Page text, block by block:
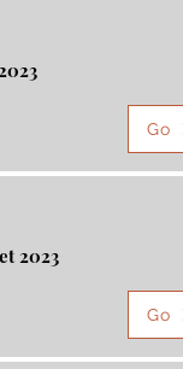
Go
2023
Go